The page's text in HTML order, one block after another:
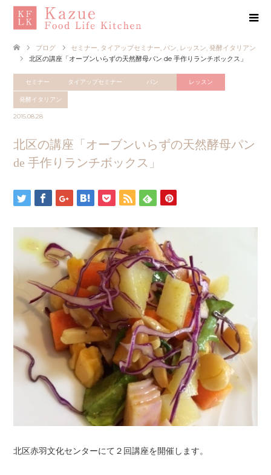
ブログ セミナー タイアップセミナー パン レッスン 発酵イタリアン
北区の講座「オーブンいらずの天然酵母パン de 手作りランチボックス」
セミナー タイアップセミナー パン レッスン
発酵イタリアン
2015.08.28
北区の講座「オーブンいらずの天然酵母パン
de 手作りランチボックス」
北区赤羽文化センターにて２回講座を開催します。